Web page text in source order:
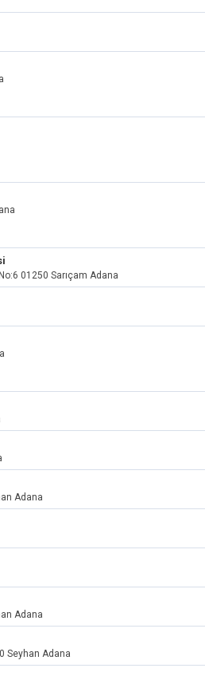
01250 Sarıçam Adana
Adana
Adana
Seyhan Adana